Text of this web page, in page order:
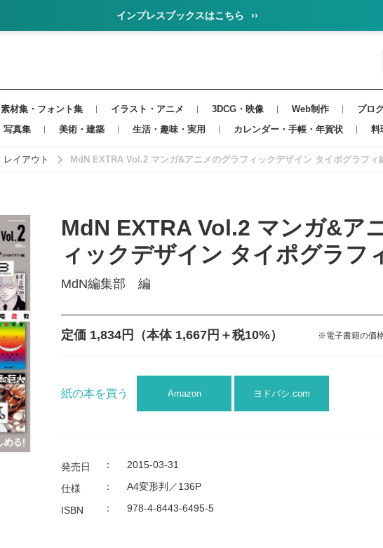
インプレスブックスはこちら ››
素材集・フォント集 イラスト・アニメ 3DCG・映像 Web制作 プロ
写真集 美術・建築 生活・趣味・実用 カレンダー・手帳・年賀状 料
レイアウト MdN EXTRA Vol.2 マンガ&アニメのグラフィックデザイン タイポグラフィ
MdN EXTRA Vol.2 マンガ&ア
ィックデザイン タイポグラフ
MdN編集部 編
定価 1,834円 （本体 1,667円＋税10%） ※電子書籍の価
紙の本を買う Amazon ヨドバシ.com
発売日 ： 2015-03-31
仕様 ： A4変形判／136P
ISBN ： 978-4-8443-6495-5